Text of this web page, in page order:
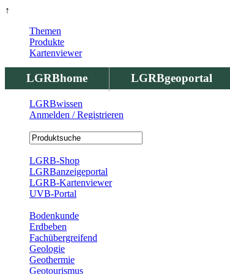
↑
LGRBhome LGRBgeoportal
Themen
Produkte
Kartenviewer
LGRBwissen
Anmelden / Registrieren
LGRB-Shop
LGRBanzeigeportal
LGRB-Kartenviewer
UVB-Portal
Bodenkunde
Erdbeben
Fachübergreifend
Geologie
Geothermie
Geotourismus